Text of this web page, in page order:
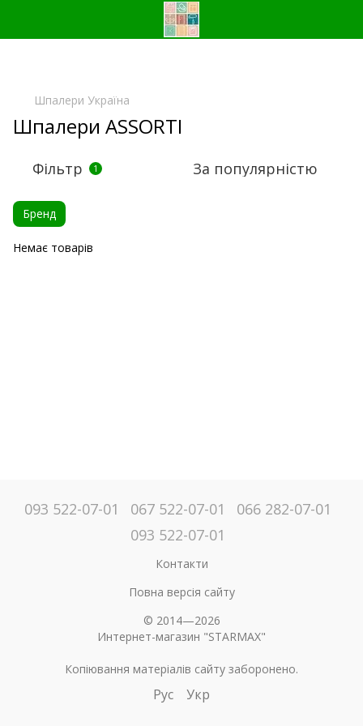
Шпалери Україна
Шпалери ASSORTI
Фільтр 1 За популярністю
Бренд
Немає товарів
093 522-07-01 067 522-07-01
066 282-07-01
093 522-07-01
Контакти
Повна версія сайту
© 2014—2026
Интернет-магазин "STARMAX"
Копіювання матеріалів сайту заборонено.
Рус Укр